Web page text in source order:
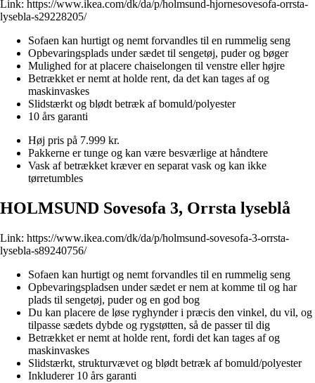
Link: https://www.ikea.com/dk/da/p/holmsund-hjornesovesofa-orrsta-
lysebla-s29228205/
Sofaen kan hurtigt og nemt forvandles til en rummelig seng
Opbevaringsplads under sædet til sengetøj, puder og bøger
Mulighed for at placere chaiselongen til venstre eller højre
Betrækket er nemt at holde rent, da det kan tages af og
maskinvaskes
Slidstærkt og blødt betræk af bomuld/polyester
10 års garanti
Høj pris på 7.999 kr.
Pakkerne er tunge og kan være besværlige at håndtere
Vask af betrækket kræver en separat vask og kan ikke
tørretumbles
HOLMSUND Sovesofa 3, Orrsta lyseblå
Link: https://www.ikea.com/dk/da/p/holmsund-sovesofa-3-orrsta-
lysebla-s89240756/
Sofaen kan hurtigt og nemt forvandles til en rummelig seng
Opbevaringspladsen under sædet er nem at komme til og har
plads til sengetøj, puder og en god bog
Du kan placere de løse ryghynder i præcis den vinkel, du vil, og
tilpasse sædets dybde og rygstøtten, så de passer til dig
Betrækket er nemt at holde rent, fordi det kan tages af og
maskinvaskes
Slidstærkt, strukturvævet og blødt betræk af bomuld/polyester
Inkluderer 10 års garanti